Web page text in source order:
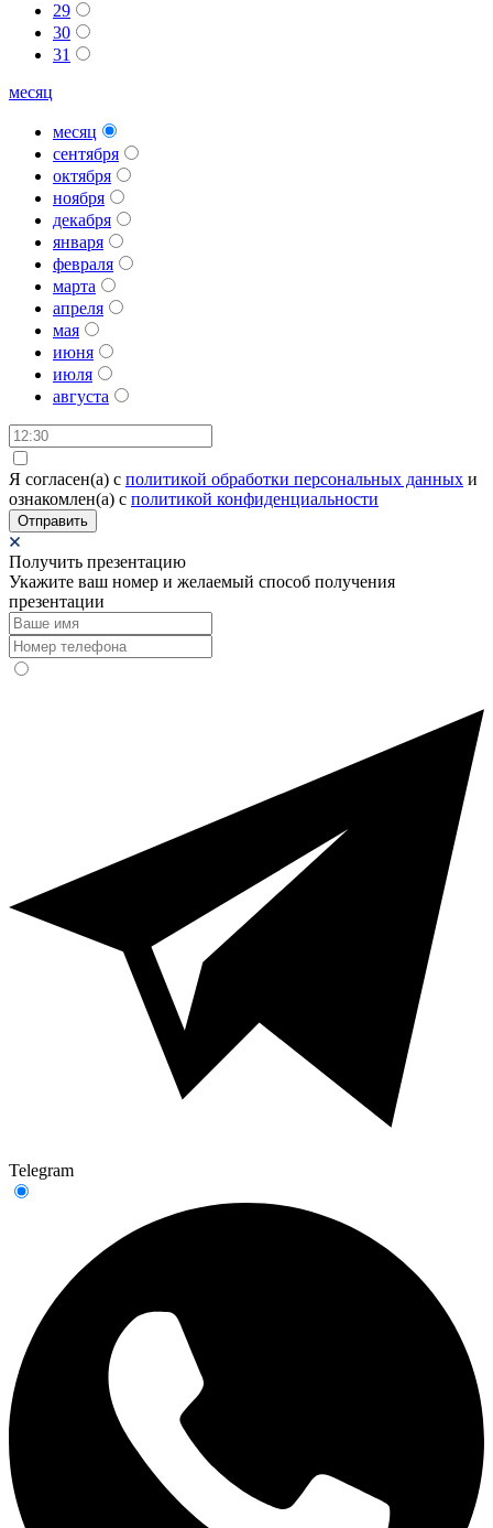
29
30
31
месяц
месяц
сентября
октября
ноября
декабря
января
февраля
марта
апреля
мая
июня
июля
августа
Я согласен(а) c политикой обработки персональных данных и
ознакомлен(а) с политикой конфиденциальности
Отправить
Получить презентацию
Укажите ваш номер и желаемый способ получения
презентации
Telegram